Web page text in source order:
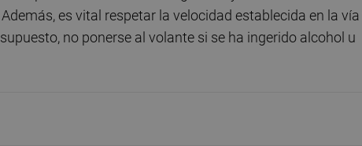
es vital respetar la velocidad establecida en la vía
no ponerse al volante si se ha ingerido alcohol u